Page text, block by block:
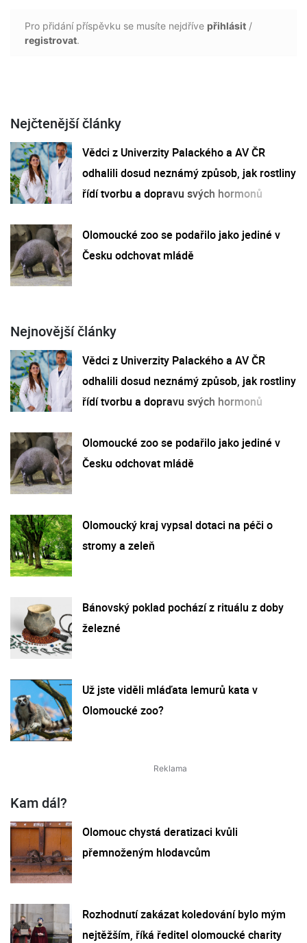
Pro přidání příspěvku se musíte nejdříve přihlásit /
registrovat.
Nejčtenější články
Vědci z Univerzity Palackého a AV ČR
odhalili dosud neznámý způsob, jak rostliny
řídí tvorbu a dopravu svých hormonů
Olomoucké zoo se podařilo jako jediné v
Česku odchovat mládě
Nejnovější články
Vědci z Univerzity Palackého a AV ČR
odhalili dosud neznámý způsob, jak rostliny
řídí tvorbu a dopravu svých hormonů
Olomoucké zoo se podařilo jako jediné v
Česku odchovat mládě
Olomoucký kraj vypsal dotaci na péči o
stromy a zeleň
Bánovský poklad pochází z rituálu z doby
železné
Už jste viděli mláďata lemurů kata v
Olomoucké zoo?
Kam dál?
Olomouc chystá deratizaci kvůli
přemnoženým hlodavcům
Rozhodnutí zakázat koledování bylo mým
nejtěžším, říká ředitel olomoucké charity